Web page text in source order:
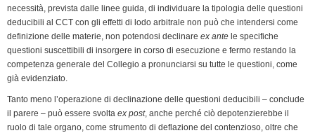
necessità, prevista dalle linee guida, di individuare la tipologia delle questioni
deducibili al CCT con gli effetti di lodo arbitrale non può che intendersi come
definizione delle materie, non potendosi declinare ex ante le specifiche
questioni suscettibili di insorgere in corso di esecuzione e fermo restando la
competenza generale del Collegio a pronunciarsi su tutte le questioni, come
già evidenziato.
Tanto meno l’operazione di declinazione delle questioni deducibili – conclude
il parere – può essere svolta ex post, anche perché ciò depotenzierebbe il
ruolo di tale organo, come strumento di deflazione del contenzioso, oltre che